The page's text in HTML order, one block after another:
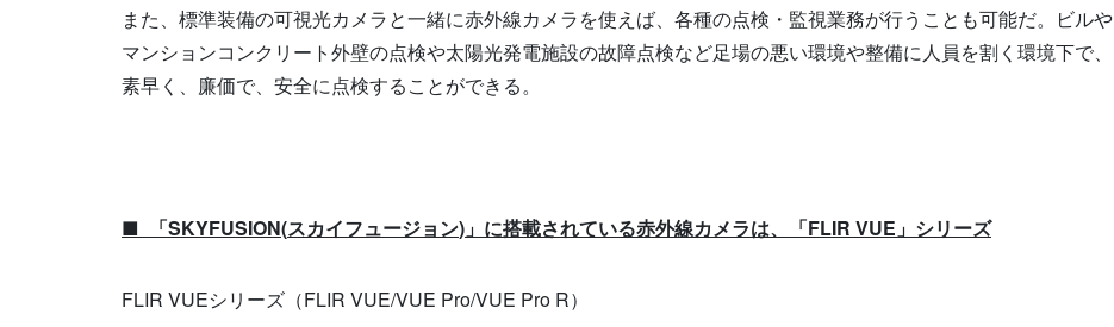
また、標準装備の可視光カメラと一緒に赤外線カメラを使えば、各種の点検・監視業務が行うことも可能だ。ビルや
マンションコンクリート外壁の点検や太陽光発電施設の故障点検など足場の悪い環境や整備に人員を割く環境下で、
素早く、廉価で、安全に点検することができる。
■ 「SKYFUSION(スカイフュージョン) 」に搭載されている赤外線カメラは、「FLIR VUE 」シリーズ
FLIR VUEシリーズ（FLIR VUE/VUE Pro/VUE Pro R）